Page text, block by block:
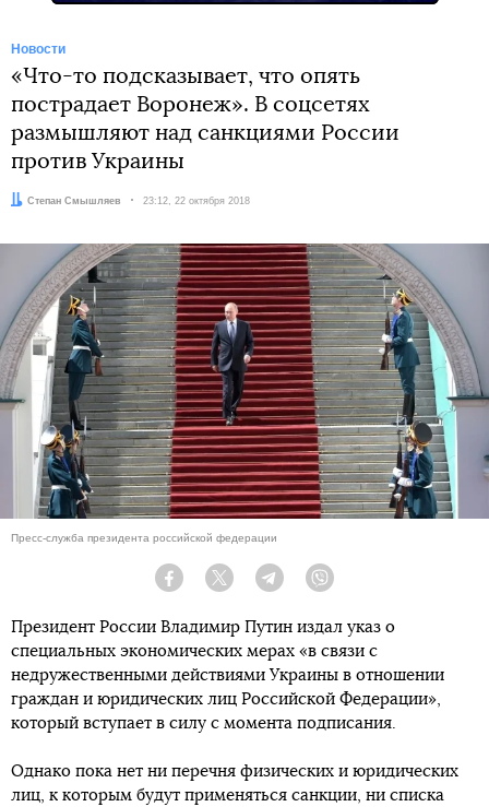
Новости
«Что-то подсказывает, что опять
пострадает Воронеж». В соцсетях
размышляют над санкциями России
против Украины
Автор:
Степан Смышляев Дата:
23:12, 22 октября 2018
Пресс-служба президента российской федерации
Facebook Twitter Telegram
Президент России Владимир Путин издал указ о
специальных экономических мерах «в связи с
недружественными действиями Украины в отношении
граждан и юридических лиц Российской Федерации»,
который вступает в силу с момента подписания.
Однако пока нет ни перечня физических и юридических
лиц, к которым будут применяться санкции, ни списка